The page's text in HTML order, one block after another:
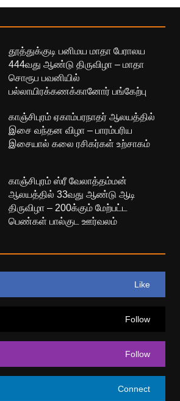
தூத்துக்குடி பனிமய மாதா பேராலய
444வது ஆண்டு திருவிழா – மாதா
சொரூப பவனியில்
பல்லாயிரக்கணக்கானோர் பங்கேற்பு
காஞ்சிபுரம் ஏகாம்பரநாதர் ஆலயத்தில்
இசை வந்தன விழா – பாரம்பரிய
இசையால் கலை ரசிகர்கள் உற்சாகம்
காஞ்சிபுரம் ஸ்ரீ வேலாத்தம்மன்
ஆலயத்தில் 33வது ஆண்டு ஆடி
திருவிழா – 200க்கும் மேற்பட்ட
பெண்கள் பால்குட ஊர்வலம்
Like
Follow
Follow
Connect